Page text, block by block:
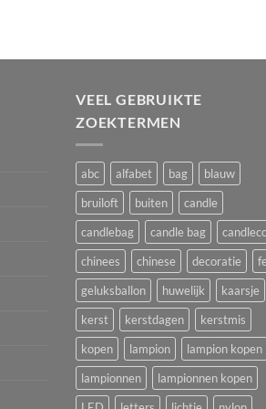
VEEL GEBRUIKTE
ZOEKTERMEN
abc alfabet bag
blauw
bruiloft
buiten
candle
candlebag
candle bag
chinees
chinese decoratie
geluksballon
huwelijk
kaarsje
kerst
kerstdagen
kerstmis
kopen
lampion
lampion kopen
lampionnen
lampionnen kopen